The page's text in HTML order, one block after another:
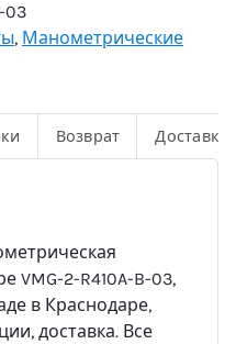
03
, Манометрические
Возврат Доставка
VMG-2-R410A-B-03,
в Краснодаре,
доставка. Все